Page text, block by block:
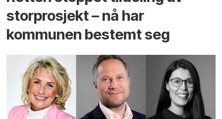
storprosjekt – nå har
kommunen bestemt seg